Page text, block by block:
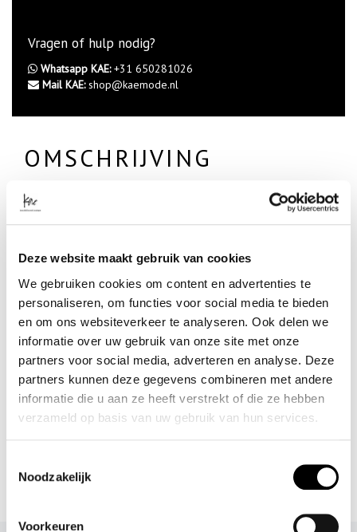
Deze website maakt gebruik van cookies
We gebruiken cookies om content en advertenties te
personaliseren, om functies voor social media te bieden
en om ons websiteverkeer te analyseren. Ook delen we
informatie over uw gebruik van onze site met onze
partners voor social media, adverteren en analyse. Deze
partners kunnen deze gegevens combineren met andere
informatie die u aan ze heeft verstrekt of die ze hebben
verzameld op basis van uw gebruik van hun services.
Noodzakelijk
Voorkeuren
OMSCHRIJVING
SPECIFICATIES
Artikelnummer
Merk
EDITED
Materiaal
- Klanten beoordelen Kae met een 5/5
Vragen of hulp nodig?
Whatsapp KAE:+31 650281026
Mail KAE:shop@kaemode.nl
Shop meer
EDITED NAARA T-SHIRT RIB